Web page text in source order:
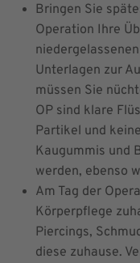
Bringen Sie
Operation Ihre
Unterlagen zur
müssen Sie
OP sind klare
Partikel und
Kaugummis und
werden, ebenso
Am Tag der
Körperpflege
Piercings,
diese zuhause.